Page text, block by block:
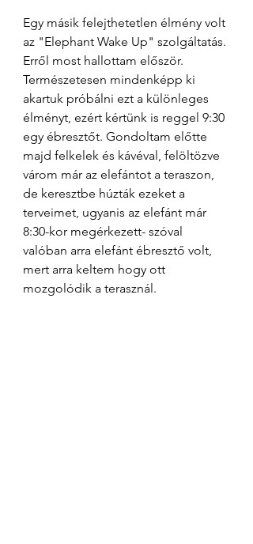
Egy másik felejthetetlen élmény volt
az "Elephant Wake Up" szolgáltatás.
Erről most hallottam először.
Természetesen mindenképp ki
akartuk próbálni ezt a különleges
élményt, ezért kértünk is reggel 9:30
egy ébresztőt. Gondoltam előtte
majd felkelek és kávéval, felöltözve
várom már az elefántot a teraszon,
de keresztbe húzták ezeket a
terveimet, ugyanis az elefánt már
8:30-kor megérkezett- szóval
valóban arra elefánt ébresztő volt,
mert arra keltem hogy ott
mozgolódik a terasznál.